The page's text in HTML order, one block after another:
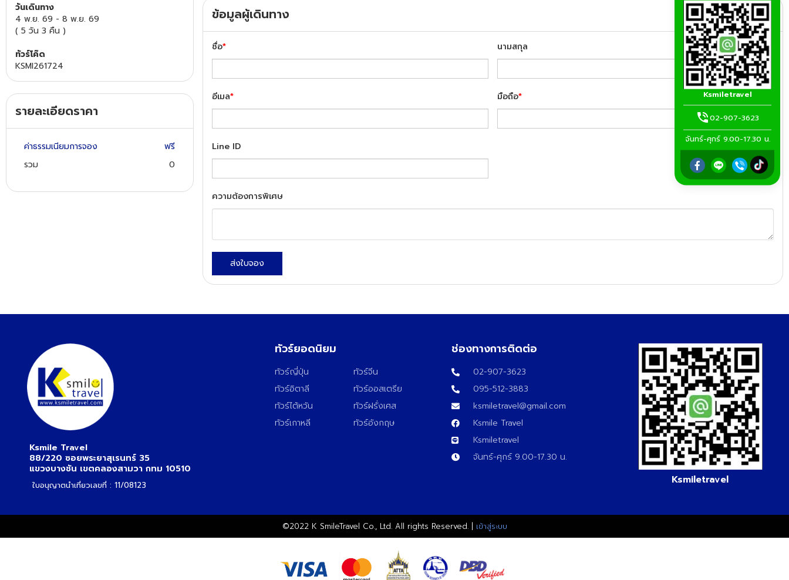
วันเดินทาง
4 พ.ย. 69 - 8 พ.ย. 69
( 5 วัน 3 คืน )
ทัวร์โค๊ด
KSMI261724
รายละเอียดราคา
ค่าธรรมเนียมการจอง
ฟรี
รวม
0
ข้อมูลผู้เดินทาง
ชื่อ* นามสกุล
อีเมล* มือถือ*
Line ID
ความต้องการพิเศษ
ส่งใบจอง
Ksmiletravel
02-907-3623
จันทร์-ศุกร์ 9.00-17.30 น.
Ksmile Travel
88/220 ซอยพระยาสุเรนทร์ 35
แขวงบางชัน เขตคลองสามวา กทม 10510
ใบอนุญาตนำเที่ยวเลขที่ : 11/08123
ทัวร์ยอดนิยม
ทัวร์ญี่ปุ่น
ทัวร์อิตาลี
ทัวร์ไต้หวัน
ทัวร์เกาหลี
ทัวร์จีน
ทัวร์ออสเตรีย
ทัวร์ฝรั่งเศส
ทัวร์อังกฤษ
ช่องทางการติดต่อ
02-907-3623
095-512-3883
ksmiletravel@gmail.com
Ksmile Travel
Ksmiletravel
จันทร์-ศุกร์ 9.00-17.30 น.
Ksmiletravel
©2022 K SmileTravel Co., Ltd. All rights Reserved. | เข้าสู่ระบบ
ทัวร์อินเดีย
ทัวร์บาหลี
ทัวร์นิวซีแลนด์
ทัวร์ออสเตรเลีย